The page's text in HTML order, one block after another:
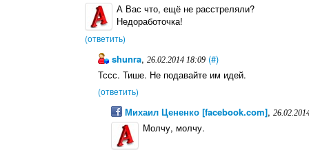
А Вас что, ещё не расстреляли?
Недоработочка!
(ответить)
shunra,26.02.2014 18:09 (#)
Тссс. Тише. Не подавайте им идей.
(ответить)
Михаил Цененко [facebook.com],
Молчу, молчу.